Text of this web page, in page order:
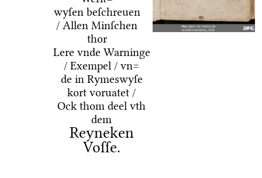
wyſen beſchreuen
/ Allen Minſchen
thor
Lere vnde Warninge
/ Exempel / vn=
de in Rymeswyſe
kort voruatet /
Ock thom deel vth
dem
Reyneken
Voſſe.